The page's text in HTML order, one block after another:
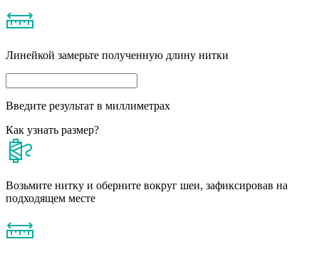
Линейкой замерьте полученную длину нитки
Введите результат в миллиметрах
Как узнать размер?
Возьмите нитку и оберните вокруг шеи, зафиксировав на
подходящем месте